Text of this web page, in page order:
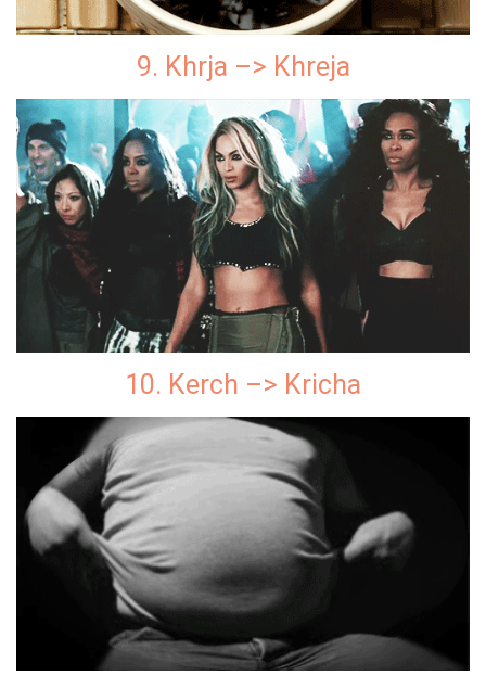
9. Khrja –> Khreja
10. Kerch –> Kricha